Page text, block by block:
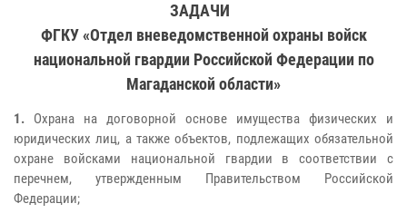
ЗАДАЧИ
ФГКУ «Отдел вневедомственной охраны войск
национальной гвардии Российской Федерации по
Магаданской области»
1. Охрана на договорной основе имущества физических и
юридических лиц, а также объектов, подлежащих обязательной
охране войсками национальной гвардии в соответствии с
перечнем, утвержденным Правительством Российской
Федерации;